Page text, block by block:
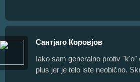
Сантјаго Коровјов
Iako sam generalno protiv
plus jer je telo iste neobično.